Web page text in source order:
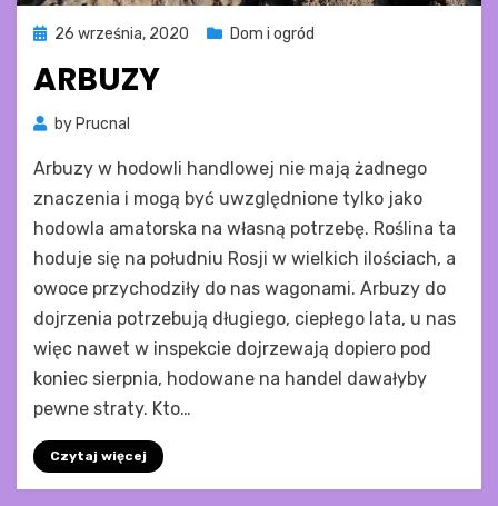
Posted
26 września, 2020 Dom i ogród
ARBUZY
by Prucnal
Arbuzy w hodowli handlowej nie mają żadnego
znaczenia i mogą być uwzględnione tylko jako
hodowla amatorska na własną potrzebę. Roślina ta
hoduje się na południu Rosji w wielkich ilościach, a
owoce przychodziły do nas wagonami. Arbuzy do
dojrzenia potrzebują długiego, ciepłego lata, u nas
więc nawet w inspekcie dojrzewają dopiero pod
koniec sierpnia, hodowane na handel dawałyby
pewne straty. Kto…
Czytaj więcej